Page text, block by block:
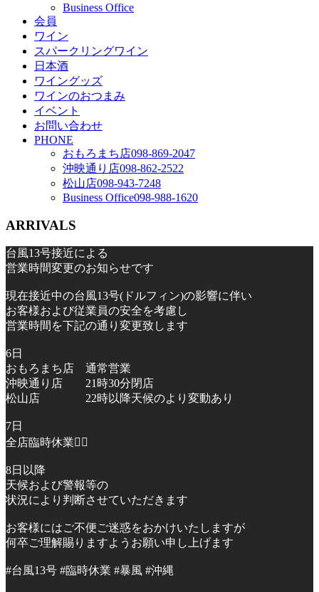
Business Office
会員
ワイン
スパークリングワイン
日本酒
ワイングッズ
ワインのおつまみ
イベント
お問い合わせ
PHONE
おもろまち店098-869-2047
沖映通り店098-862-2522
松山店098-943-7248
Business Office098-988-1620
ARRIVALS
台風13号接近による
営業時間変更のお知らせです
現在接近中の台風13号(ドルフィン)の影響に伴い
お客様および従業員の安全を考慮し
営業時間を下記の通り変更致します
6日
おもろまち店 通常営業
沖映通り店 21時30分閉店
松山店 22時以降天候のより変動あり
7日
全店臨時休業🙇‍♂️
8日以降
天候および警報等の
状況により判断させていただきます
お客様にはご不便ご迷惑をおかけいたしますが
何卒ご理解賜りますようお願い申し上げます
#台風13号 #臨時休業 #暴風 #沖縄